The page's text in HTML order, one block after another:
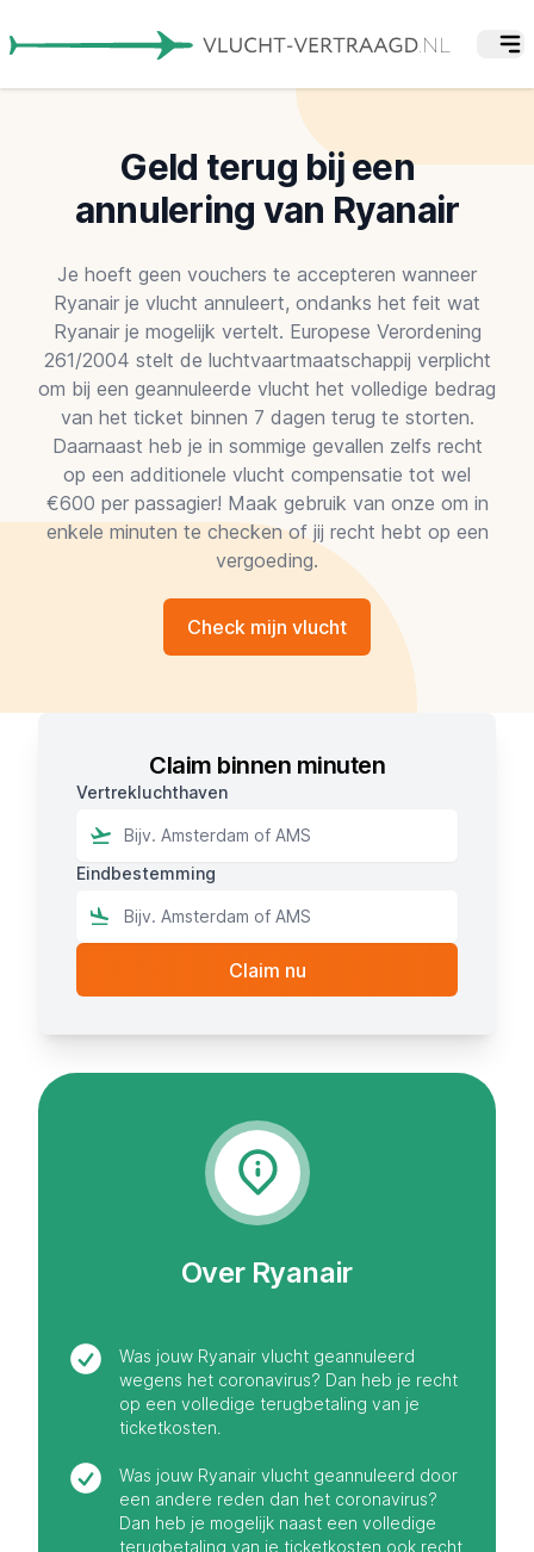
Geld terug bij een
annulering van Ryanair
Je hoeft geen vouchers te accepteren wanneer
Ryanair je vlucht annuleert, ondanks het feit wat
Ryanair je mogelijk vertelt. Europese Verordening
261/2004 stelt de luchtvaartmaatschappij verplicht
om bij een geannuleerde vlucht het volledige bedrag
van het ticket binnen 7 dagen terug te storten.
Daarnaast heb je in sommige gevallen zelfs recht
op een additionele vlucht compensatie tot wel
€600 per passagier! Maak gebruik van onze om in
enkele minuten te checken of jij recht hebt op een
vergoeding.
Check mijn vlucht
Claim binnen minuten
Vertrekluchthaven
Eindbestemming
Over Ryanair
Was jouw Ryanair vlucht geannuleerd
wegens het coronavirus? Dan heb je recht
op een volledige terugbetaling van je
ticketkosten.
Was jouw Ryanair vlucht geannuleerd door
een andere reden dan het coronavirus?
Dan heb je mogelijk naast een volledige
terugbetaling van je ticketkosten ook recht